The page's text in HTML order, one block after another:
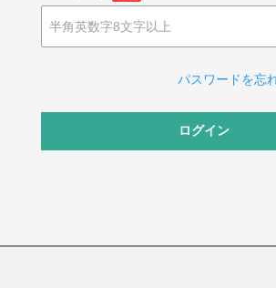
パスワードを忘
ログイン